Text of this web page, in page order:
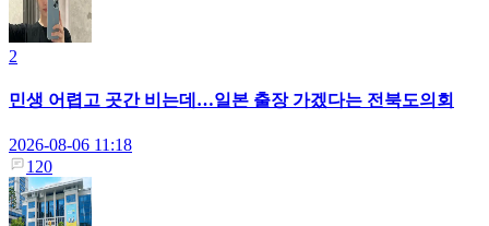
2
민생 어렵고 곳간 비는데…일본 출장 가겠다는 전북도의회
2026-08-06 11:18
120